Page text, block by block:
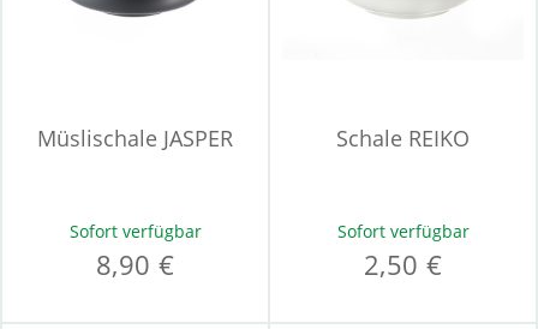
Müslischale JASPER
Sofort verfügbar
8,90 €
Schale REIKO
Sofort verfügbar
2,50 €